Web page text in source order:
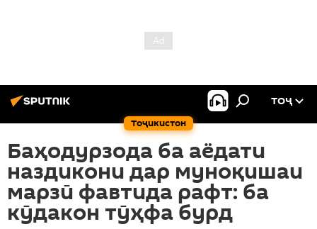
Тоҷикистон
ТОҶ
Баҳодурзода ба аёдати
наздикони дар муноқишаи
марзӣ фавтида рафт: ба
кӯдакон тӯҳфа бурд